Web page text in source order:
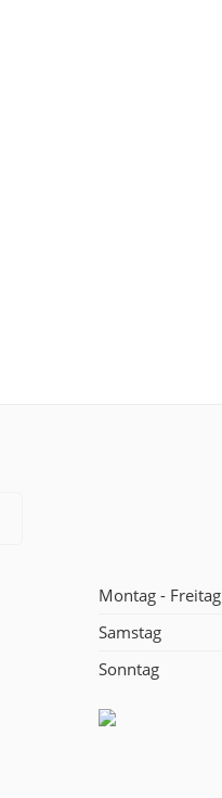
Montag - Freitag
Samstag
Sonntag